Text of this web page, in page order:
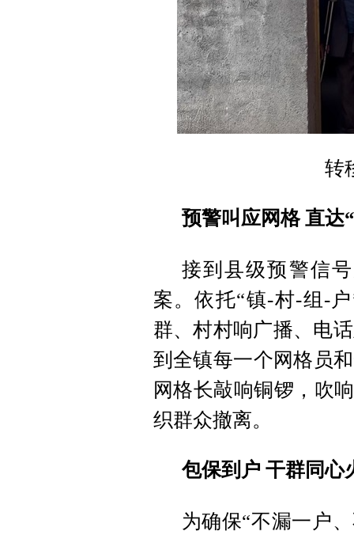
转
预警叫应网格 直达
接到县级预警信
案。依托“镇-村-组-
群、村村响广播、电
到全镇每一个网格员
网格长敲响铜锣，吹
织群众撤离。
包保到户 干群同心
为确保“不漏一户